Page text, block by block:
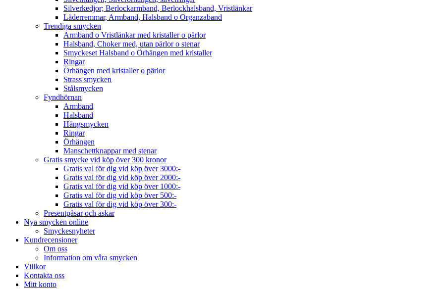
Silverkedjor; Berlockarmband, Berlockhalsband, Vristlänkar
Läderremmar, Armband, Halsband o Organzaband
Trendiga smycken
Armband o Vristlänkar med kristaller o pärlor
Halsband, Choker med, utan pärlor o stenar
Smyckeset Halsband o Örhängen med kristaller
Ringar
Örhängen med kristaller o pärlor
Strass smycken
Stålsmycken
Fyndhörnan
Armband
Halsband
Hängsmycken
Ringar
Örhängen
Manschettknappar med stenar
Gratis smycke vid köp över 300 kronor
Gratis val för dig vid köp över 3000:-
Gratis val för dig vid köp över 2000:-
Gratis val för dig vid köp över 1000:-
Gratis val för dig vid köp över 500:-
Gratis val för dig vid köp över 300:-
Presentpåsar och askar
Nya smycken online
Smyckesnyheter
Kundrecensioner
Om oss
Information om våra smycken
Villkor
Kontakta oss
Mitt konto